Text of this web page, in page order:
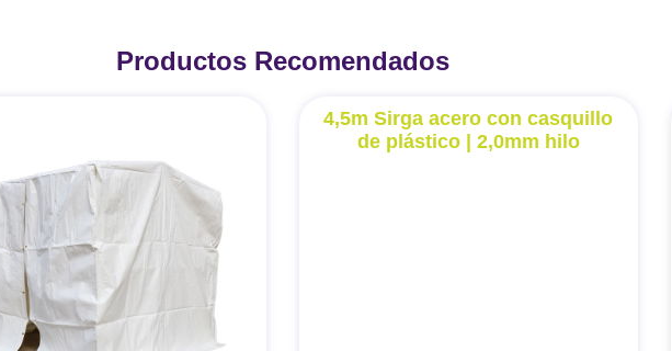
Productos Recomendados
4,5m Sirga acero con casquillo
de plástico | 2,0mm hilo